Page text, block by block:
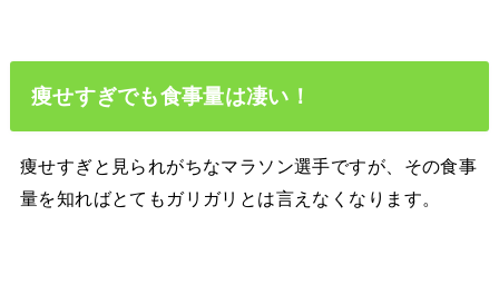
痩せすぎでも食事量は凄い！
痩せすぎと見られがちなマラソン選手ですが、その食事
量を知ればとてもガリガリとは言えなくなります。